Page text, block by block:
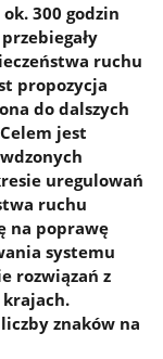
300 godzin
ruchu
propozycja
do dalszych
jest
uregulowań
ruchu
na poprawę
systemu
rozwiązań z
znaków na